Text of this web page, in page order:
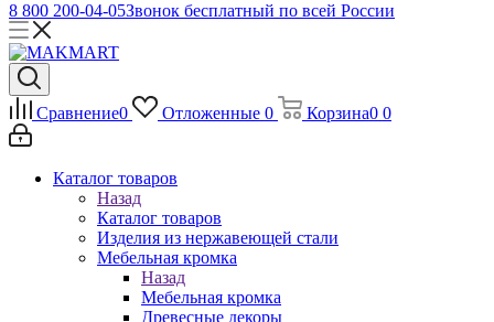
8 800 200-04-05Звонок бесплатный по всей России
Сравнение0 Отложенные 0 Корзина0 0
Каталог товаров
Назад
Каталог товаров
Изделия из нержавеющей стали
Мебельная кромка
Назад
Мебельная кромка
Древесные декоры